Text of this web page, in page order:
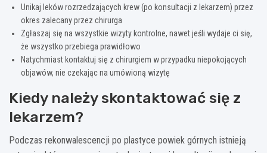
Unikaj leków rozrzedzających krew (po konsultacji z lekarzem) przez
okres zalecany przez chirurga
Zgłaszaj się na wszystkie wizyty kontrolne, nawet jeśli wydaje ci się,
że wszystko przebiega prawidłowo
Natychmiast kontaktuj się z chirurgiem w przypadku niepokojących
objawów, nie czekając na umówioną wizytę
Kiedy należy skontaktować się z
lekarzem?
Podczas rekonwalescencji po plastyce powiek górnych istnieją